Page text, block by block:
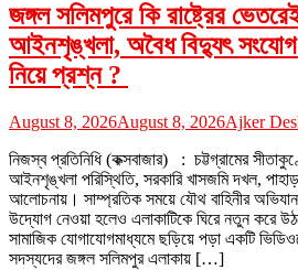
জঙ্গল সলিমপুরে কি রাষ্ট্রের
আইনশৃঙ্খলা, অবৈধ বিদ্যুৎ সংযোগ
নিয়ে প্রশ্ন ?
August 8, 2026August 8, 2026Ajker
নিজস্ব প্রতিনিধি (কক্সবাজার) : চট্টগ্রামের
আইনশৃঙ্খলা পরিস্থিতি, সরকারি খাসজমি দখল,
আলোচনায়। সাম্প্রতিক সময়ে যৌথ বাহিনীর অভিযান ও
উদ্যোগ নেওয়া হলেও এলাকাটিকে ঘিরে নতুন করে
সামাজিক যোগাযোগমাধ্যমে ছড়িয়ে পড়া একটি
সদস্যদের জঙ্গল সলিমপুর এলাকায় […]